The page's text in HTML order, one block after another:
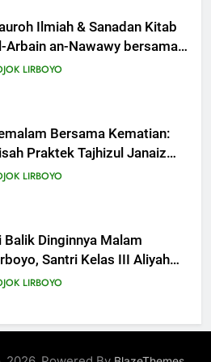
Bersama Kematian:
Praktek Tajhizul Janaiz
III Aliyah
LIRBOYO
Balik Dinginnya Malam
Santri Kelas III Aliyah
Praktik Tajhizul Janaiz
LIRBOYO
Tajhizul Jana’iz di
Bekali Santri dengan
Merawat Jenazah
LIRBOYO